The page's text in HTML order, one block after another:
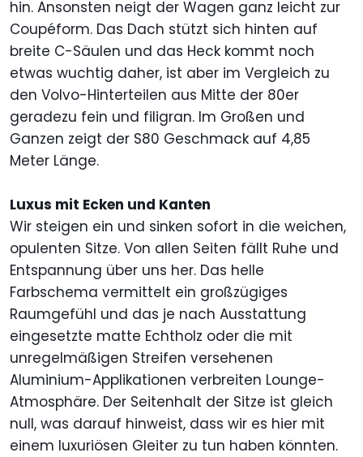
hin. Ansonsten neigt der Wagen ganz leicht zur
Coupéform. Das Dach stützt sich hinten auf
breite C-Säulen und das Heck kommt noch
etwas wuchtig daher, ist aber im Vergleich zu
den Volvo-Hinterteilen aus Mitte der 80er
geradezu fein und filigran. Im Großen und
Ganzen zeigt der S80 Geschmack auf 4,85
Meter Länge.
Luxus mit Ecken und Kanten
Wir steigen ein und sinken sofort in die weichen,
opulenten Sitze. Von allen Seiten fällt Ruhe und
Entspannung über uns her. Das helle
Farbschema vermittelt ein großzügiges
Raumgefühl und das je nach Ausstattung
eingesetzte matte Echtholz oder die mit
unregelmäßigen Streifen versehenen
Aluminium-Applikationen verbreiten Lounge-
Atmosphäre. Der Seitenhalt der Sitze ist gleich
null, was darauf hinweist, dass wir es hier mit
einem luxuriösen Gleiter zu tun haben könnten.